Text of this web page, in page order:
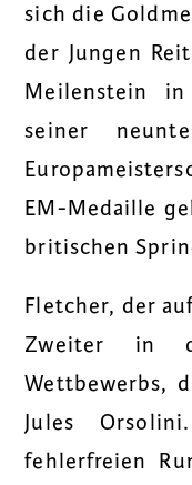
sich die
der Jungen
Meilenstein
seiner
EM-Medaille
britischen
Fletcher, der
Zweiter in
Wettbewerbs,
Jules
fehlerfreien